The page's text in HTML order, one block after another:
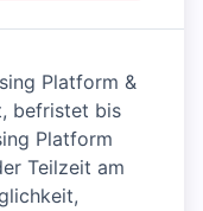
Platform &
befristet bis
Platform
Teilzeit am